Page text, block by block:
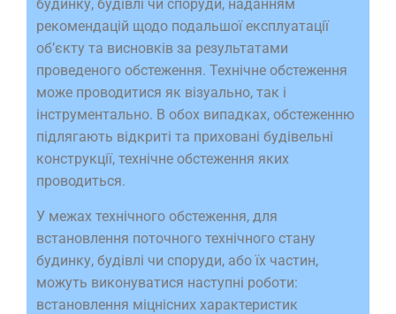
будинку, будівлі чи споруди, наданням
рекомендацій щодо подальшої експлуатації
обʼєкту та висновків за результатами
проведеного обстеження. Технічне обстеження
може проводитися як візуально, так і
інструментально. В обох випадках, обстеженню
підлягають відкриті та приховані будівельні
конструкції, технічне обстеження яких
проводиться.
У межах технічного обстеження, для
встановлення поточного технічного стану
будинку, будівлі чи споруди, або їх частин,
можуть виконуватися наступні роботи:
встановлення міцнісних характеристик